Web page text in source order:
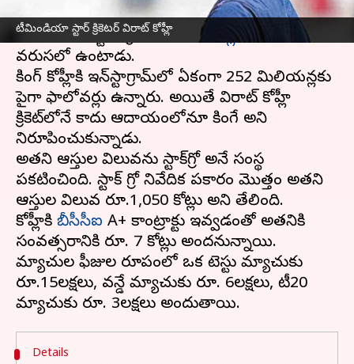
టీమిండియా స్టార్ క్రికెటర్ విరాట్ కోహ్లీ
ప్రపంచంలో అత్యధిక ఆదరణ కలిగిన క్రీడాకారుల్లో
టీమిండియా స్టార్ క్రికెటర్విరాట్‌ కోహ్లీముందు
వరుసలో ఉంటాడు.
కింగ్ కోహ్లీకి ఇన్‌స్టాగ్రామ్‌లో ఏకంగా 252 మిలియన్లకు
పైగా ఫాలోవర్లు ఉన్నారు. అయితే విరాట్ కోహ్లీ
క్రికెట్‌లోనే కాదు ఆదాయంలోనూ కింగే అని
నిరూపించుకున్నాడు.
అతని ఆస్తుల విలువను స్టాక్‌గ్రో అనే సంస్థ
ప్రకటించింది. స్టాక్ గ్రో నివేదిక ప్రకారం మొత్తం అతని
ఆస్తుల విలువ రూ.1,050 కోట్లు అని తేలింది.
కోహ్లీకి బీసీసీఐ A+ కాంట్రాక్టు ఇవ్వడంతో అతనికి
సంవత్సరానికి రూ. 7 కోట్లు అందనున్నాయి.
మ్యాచుల ఫీజుల రూపంలో ఒక టెస్టు మ్యాచుకు
రూ.15లక్షలు, వన్డే మ్యాచుకు రూ. 6లక్షలు, టీ20
Details